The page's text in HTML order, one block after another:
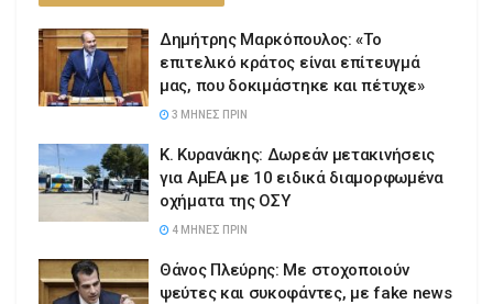
Δημήτρης Μαρκόπουλος: «Το
επιτελικό κράτος είναι επίτευγμά
μας, που δοκιμάστηκε και πέτυχε»
3 ΜΉΝΕΣ ΠΡΙΝ
Κ. Κυρανάκης: Δωρεάν μετακινήσεις
για ΑμΕΑ με 10 ειδικά διαμορφωμένα
οχήματα της ΟΣΥ
4 ΜΉΝΕΣ ΠΡΙΝ
Θάνος Πλεύρης: Με στοχοποιούν
ψεύτες και συκοφάντες, με fake news